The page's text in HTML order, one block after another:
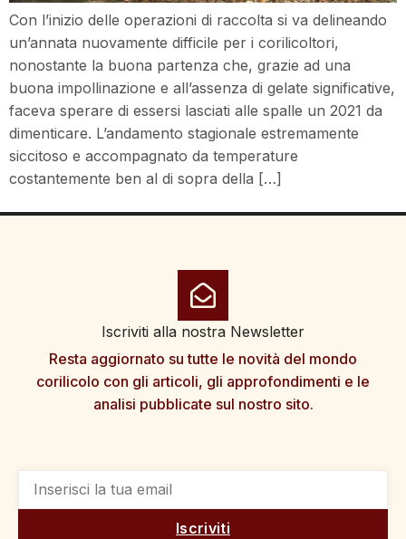
Con l’inizio delle operazioni di raccolta si va delineando
un’annata nuovamente difficile per i corilicoltori,
nonostante la buona partenza che, grazie ad una
buona impollinazione e all’assenza di gelate significative,
faceva sperare di essersi lasciati alle spalle un 2021 da
dimenticare. L’andamento stagionale estremamente
siccitoso e accompagnato da temperature
costantemente ben al di sopra della […]
Iscriviti alla nostra Newsletter
Resta aggiornato su tutte le novità del mondo
corilicolo con gli articoli, gli approfondimenti e le
analisi pubblicate sul nostro sito.
Iscriviti